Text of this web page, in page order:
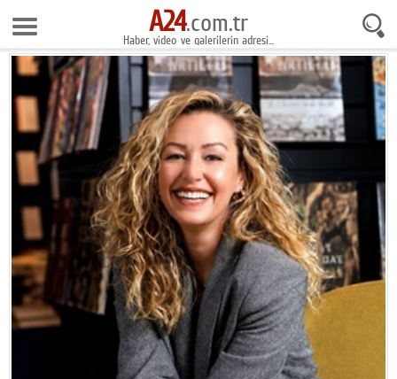
8 Ağustos 2026 21:08:33
Anasayfa
Foto Galeri
Gazeteler
Video Galeri
Gündem
Ekonomi
Yaşam
Magazin
A24.com.tr
Haber, video ve galerilerin adresi...